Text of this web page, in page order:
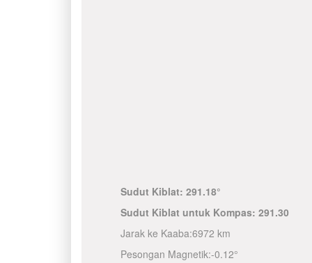
Sudut Kiblat: 291.18°
Sudut Kiblat untuk Kompas: 291.30
Jarak ke Kaaba:6972 km
Pesongan Magnetik:-0.12°